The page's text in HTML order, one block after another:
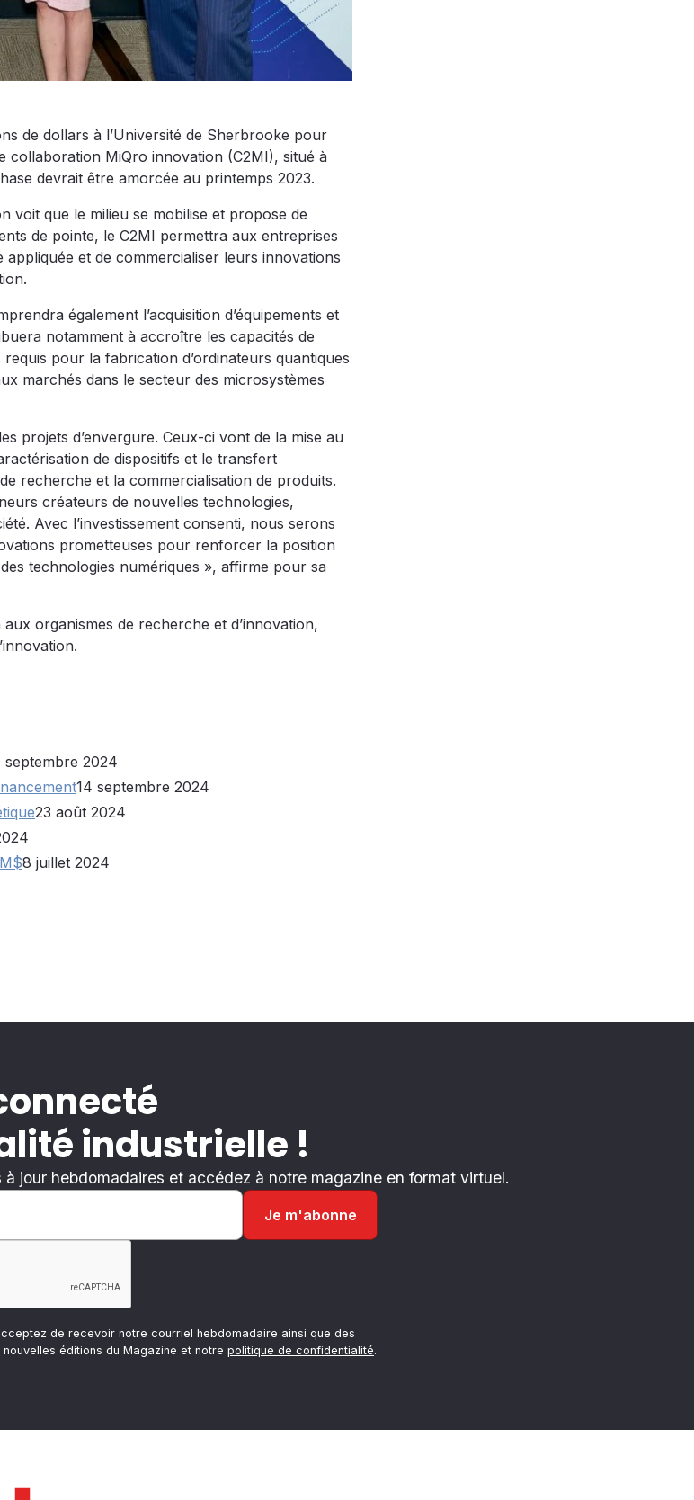
de dollars à l’Université de Sherbrooke pour
collaboration MiQro innovation (C2MI), situé à
devrait être amorcée au printemps 2023.
voit que le milieu se mobilise et propose de
de pointe, le C2MI permettra aux entreprises
et de commercialiser leurs innovations
également l’acquisition d’équipements et
notamment à accroître les capacités de
pour la fabrication d’ordinateurs quantiques
marchés dans le secteur des microsystèmes
projets d’envergure. Ceux-ci vont de la mise au
de dispositifs et le transfert
recherche et la commercialisation de produits.
créateurs de nouvelles technologies,
Avec l’investissement consenti, nous serons
prometteuses pour renforcer la position
technologies numériques », affirme pour sa
organismes de recherche et d’innovation,
septembre 2024
14 septembre 2024
23 août 2024
8 juillet 2024
industrielle !
à jour hebdomadaires et accédez à notre magazine en format virtuel.
de recevoir notre courriel hebdomadaire ainsi que des
éditions du Magazine et notre politique de confidentialité.